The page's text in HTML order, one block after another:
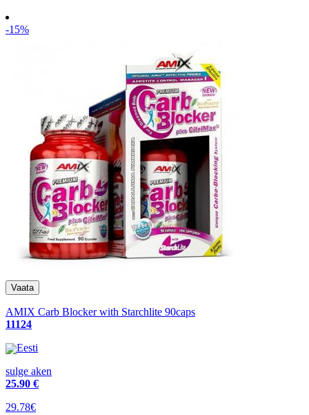
-15%
AMIX Carb Blocker with Starchlite 90caps
11124
Eesti
sulge aken
25.90 €
29.78€